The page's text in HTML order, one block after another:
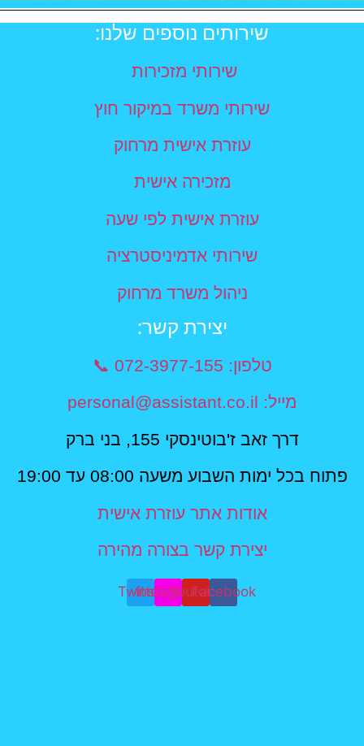
שירותים נוספים שלנו:
שירותי מזכירות
שירותי משרד במיקור חוץ
עוזרת אישית מרחוק
מזכירה אישית
עוזרת אישית לפי שעה
שירותי אדמיניסטרציה
ניהול משרד מרחוק
יצירת קשר​:
טלפון: 072-3977-155 📞
מייל: personal@assistant.co.il
דרך זאב ז'בוטינסקי 155, בני ברק
פתוח בכל ימות השבוע משעה 08:00 עד 19:00
אודות אתר עוזרת אישית
יצירת קשר בצורה מהירה
Facebook
Youtube
Instagram
Twitter